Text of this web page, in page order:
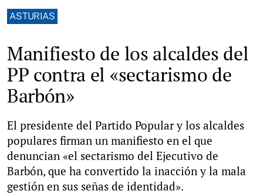
ASTURIAS
Manifiesto de los alcaldes del
PP contra el «sectarismo de
Barbón»
El presidente del Partido Popular y los alcaldes
populares firman un manifiesto en el que
denuncian «el sectarismo del Ejecutivo de
Barbón, que ha convertido la inacción y la mala
gestión en sus señas de identidad».